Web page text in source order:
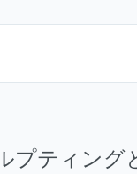
プティング